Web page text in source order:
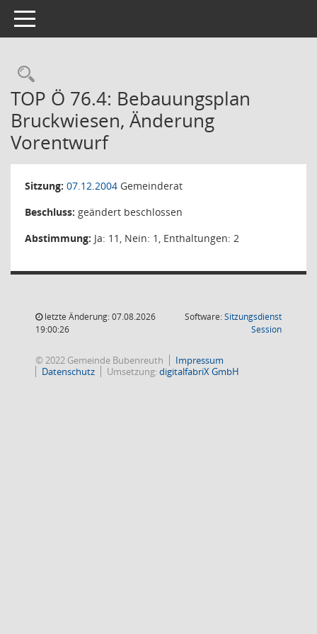
Toggle navigation
Rechercheauswahl
TOP Ö 76.4: Bebauungsplan
Bruckwiesen, Änderung
Vorentwurf
Sitzung: 07.12.2004 Gemeinderat
Beschluss: geändert beschlossen
Abstimmung: Ja: 11, Nein: 1, Enthaltungen: 2
letzte Änderung: 07.08.2026
19:00:26
Software:Sitzungsdienst
Session(Wird in
© 2022 Gemeinde Bubenreuth
Impressum
Datenschutz
Umsetzung:digitalfabriX GmbH